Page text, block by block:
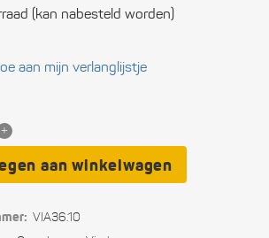
(kan nabesteld worden)
aan mijn verlanglijstje
aan winkelwagen
VIA36.10